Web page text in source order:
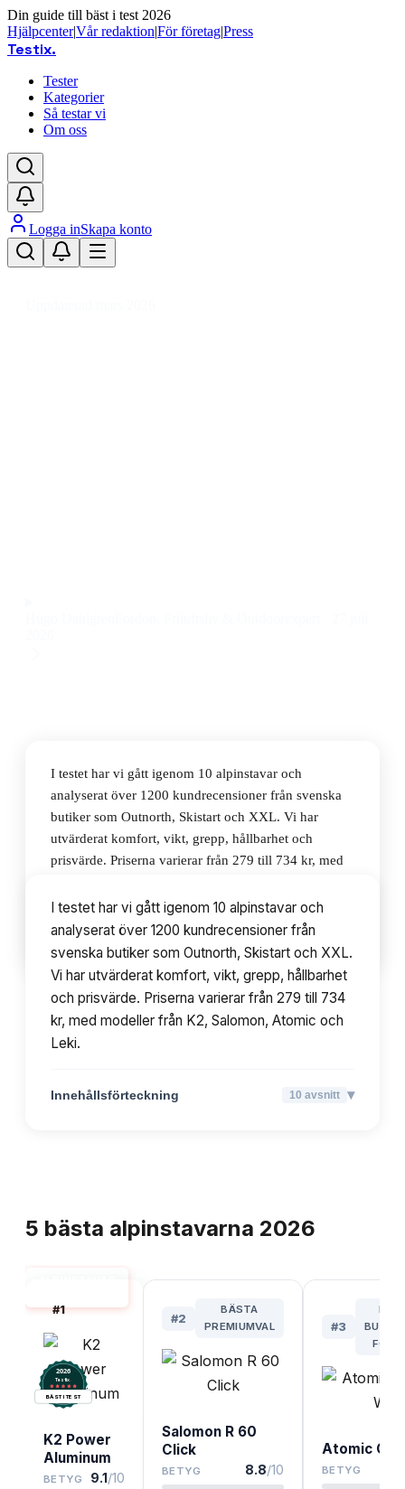
Din guide till bäst i test 2026
Hjälpcenter|Vår redaktion|För företag|Press
Testix.
Tester
Kategorier
Så testar vi
Om oss
Logga inSkapa konto
I testet har vi gått igenom 10 alpinstavar och
analyserat över 1200 kundrecensioner från svenska
butiker som Outnorth, Skistart och XXL. Vi har
utvärderat komfort, vikt, grepp, hållbarhet och
prisvärde. Priserna varierar från 279 till 734 kr, med
Innehållsförteckning 10avsnitt
I testet har vi gått igenom 10 alpinstavar och
analyserat över 1200 kundrecensioner från
svenska butiker som Outnorth, Skistart och XXL.
Vi har utvärderat komfort, vikt, grepp, hållbarhet
och prisvärde. Priserna varierar från 279 till 734
kr, med modeller från K2, Salomon, Atomic och
Leki.
Innehållsförteckning 10 avsnitt ▾
5 bästa alpinstavarna 2026
#1
2026
Testix.
BÄST I TEST
K2 Power
Aluminum
BETYG 9.1/10
#2
BÄSTA
PREMIUMVAL
Salomon R 60
Click
BETYG 8.8/10
#3
FÖR
Atomic
BETYG